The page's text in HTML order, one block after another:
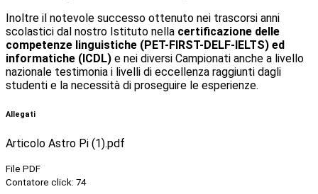
Inoltre il notevole successo ottenuto nei trascorsi anni
scolastici dal nostro Istituto nella certificazione delle
competenze linguistiche (PET-FIRST-DELF-IELTS) ed
informatiche (ICDL) e nei diversi Campionati anche a livello
nazionale testimonia i livelli di eccellenza raggiunti dagli
studenti e la necessità di proseguire le esperienze.
Allegati
Articolo Astro Pi (1).pdf
File PDF
Contatore click: 74